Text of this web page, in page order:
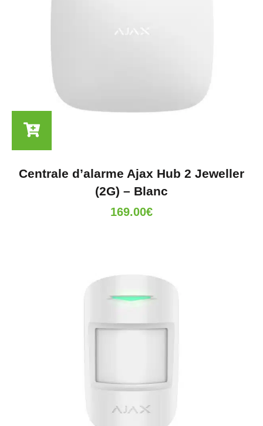
Centrale d’alarme Ajax Hub 2 Jeweller
(2G) – Blanc
169.00€